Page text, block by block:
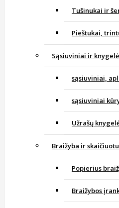
Tušinukai ir
Pieštukai,
Sąsiuviniai ir
sąsiuviniai,
sąsiuviniai
Užrašų
Braižyba ir
Popierius
Braižybos